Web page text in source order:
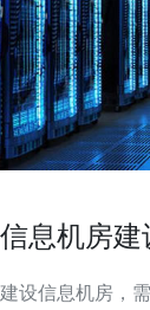
息机房
设信息机房，